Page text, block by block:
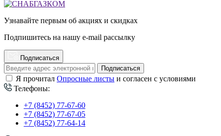
Узнавайте первым об акциях и скидках
Подпишитесь на нашу e-mail рассылку
Подписаться
Подписаться
Я прочитал Опросные листы и согласен с условиями
Телефоны:
+7 (8452) 77-67-60
+7 (8452) 77-67-05
+7 (8452) 77-64-14